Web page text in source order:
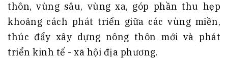
thôn, vùng sâu, vùng xa, góp phần thu hẹp
khoảng cách phát triển giữa các vùng miền,
thúc đẩy xây dựng nông thôn mới và phát
triển kinh tế - xã hội địa phương.